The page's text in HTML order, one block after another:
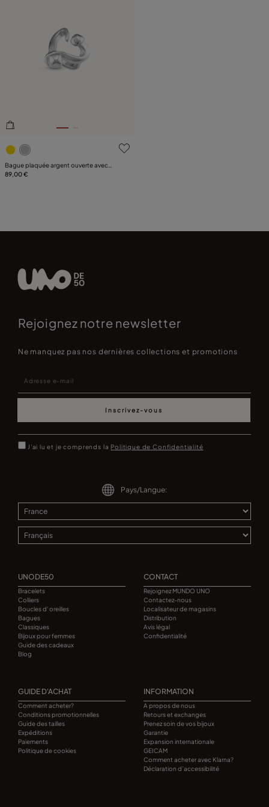
5 sur 5 Evaluation des clients
Bague plaquée argent ouverte avec
design de cœur clouté
89,00 €
Rejoignez notre newsletter
Ne manquez pas nos dernières collections et promotions
Inscrivez-vous
J'ai lu et je comprends la Politique de Confidentialité
Pays/Langue:
UNODE50
Bracelets
Colliers
Boucles d' oreilles
Bagues
Classiques
Bijoux pour femmes
Guide des cadeaux
Blog
CONTACT
Rejoignez MUNDO UNO
Contactez-nous
Localisateur de magasins
Distribution
Avis légal
Confidentialité
GUIDE D'ACHAT
Comment acheter?
Conditions promotionnelles
Guide des tailles
Expéditions
Paiements
Politique de cookies
INFORMATION
A propos de nous
Retours et exchanges
Prenez soin de vos bijoux
Garantie
Expansion internationale
GEICAM
Comment acheter avec Klarna?
Déclaration d’accessibilité